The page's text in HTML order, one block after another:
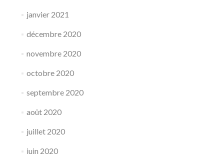
janvier 2021
décembre 2020
novembre 2020
octobre 2020
septembre 2020
août 2020
juillet 2020
juin 2020